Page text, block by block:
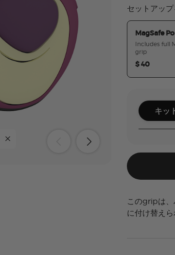
セットアッ
MagSafe
Includes full
grip
$ 40
キッ
このgripは、
に付け替え